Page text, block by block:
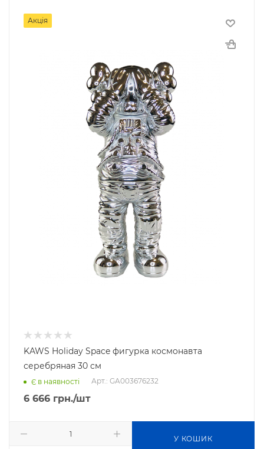
Акція
KAWS Holiday Space фигурка космонавта
серебряная 30 см
Є в наявності Арт.: GA003676232
6 666 грн./шт
У КОШИК